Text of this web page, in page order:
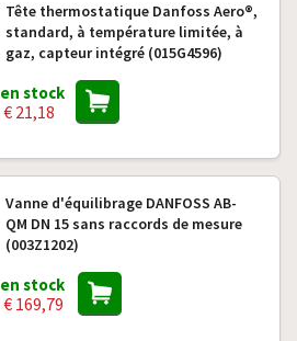
Tête thermostatique Danfoss Aero®,
standard, à température limitée, à
gaz, capteur intégré (015G4596)
en stock
€ 21,18
Vanne d'équilibrage DANFOSS AB-
QM DN 15 sans raccords de mesure
(003Z1202)
en stock
€ 169,79